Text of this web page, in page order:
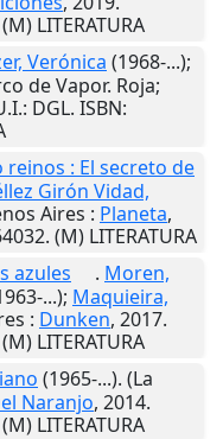
LITERATURA
Verónica (1968-...);
de Vapor. Roja;
: DGL. ISBN:
reinos : El secreto de
Girón Vidad,
Aires : Planeta,
(M) LITERATURA
azules
. Moren,
...); Maquieira,
: Dunken, 2017.
LITERATURA
(1965-...). (La
Naranjo, 2014.
LITERATURA